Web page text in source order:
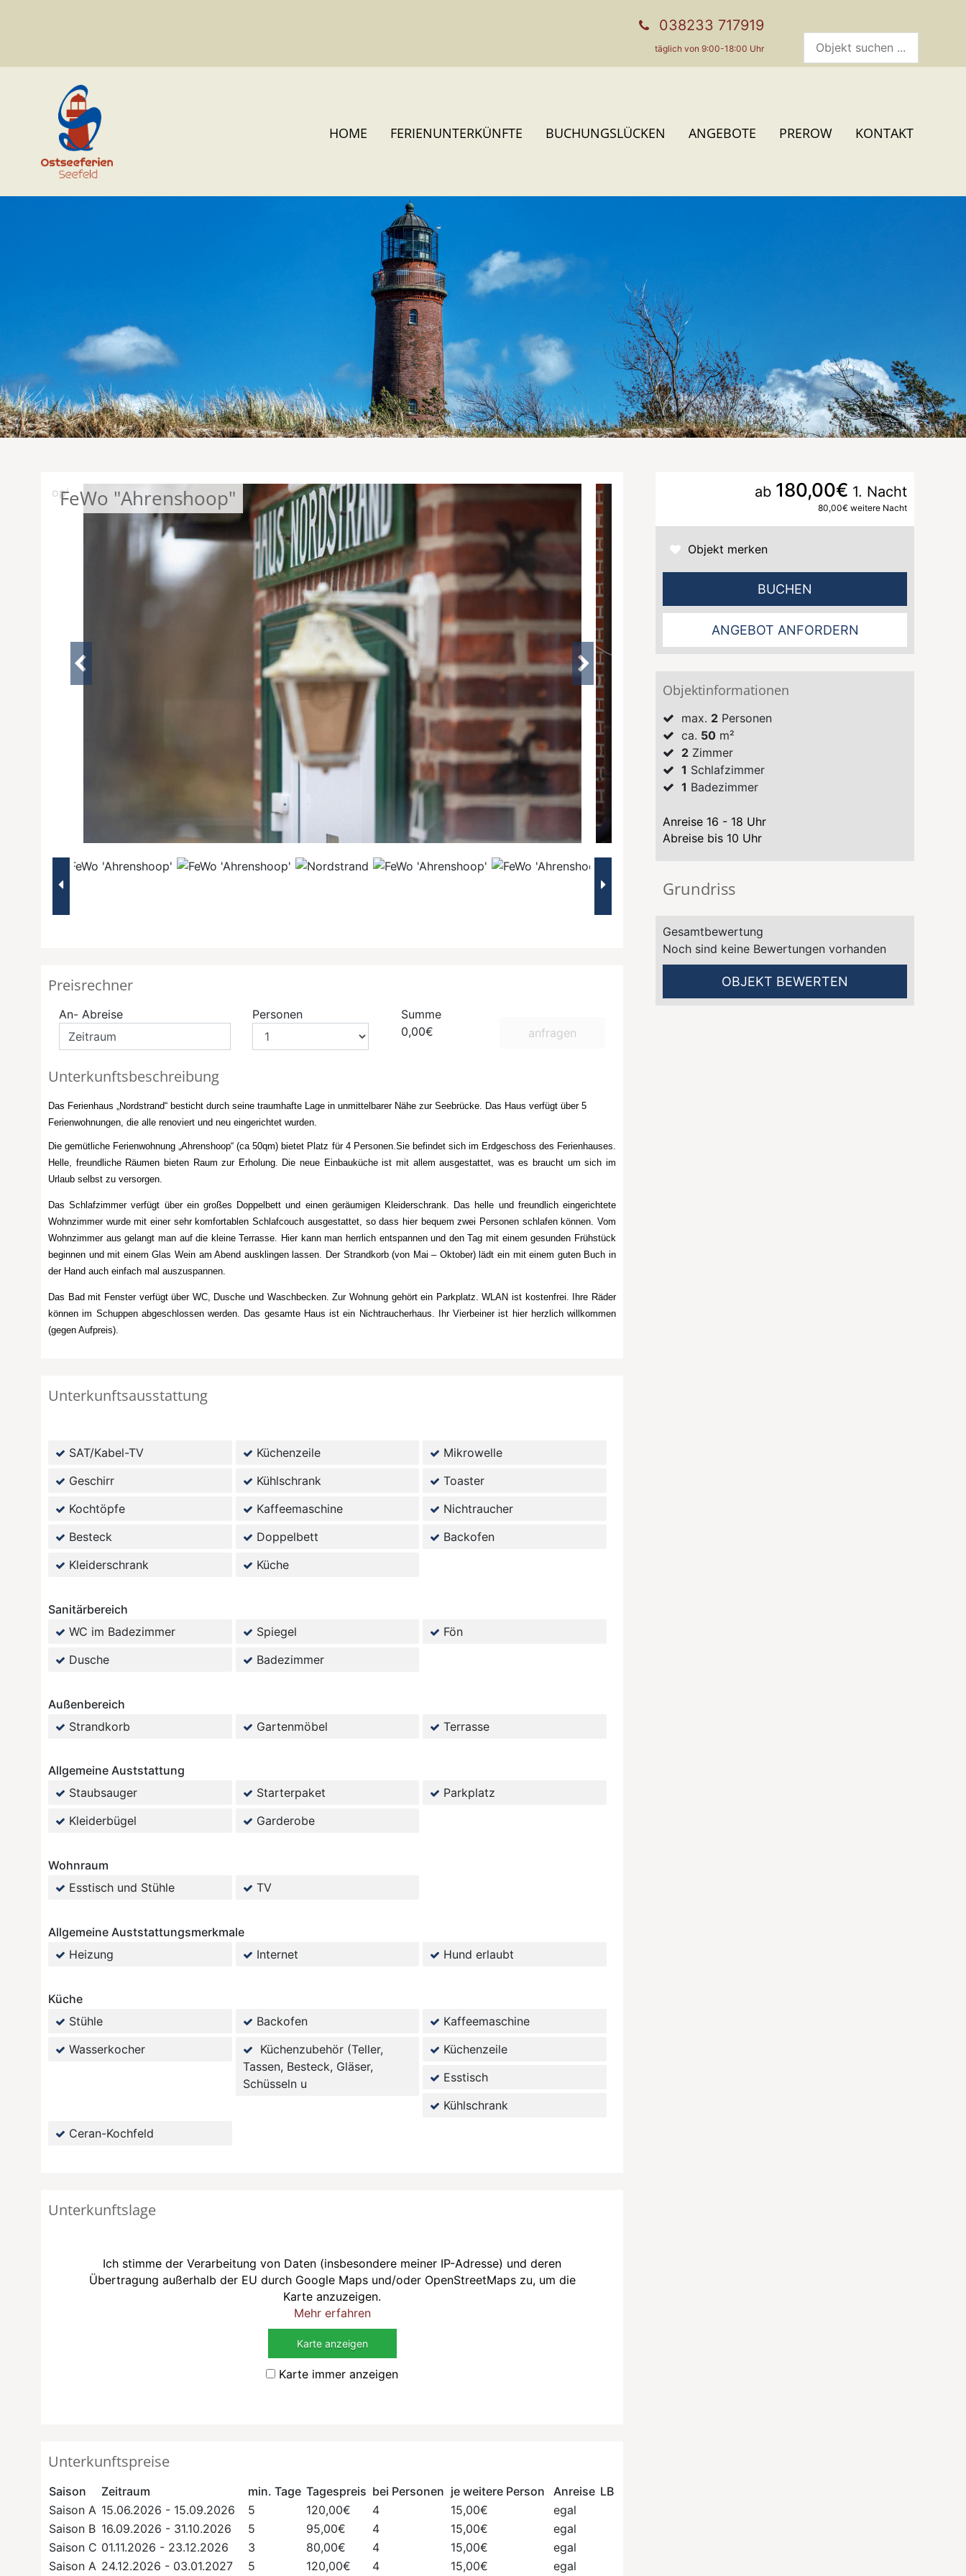
038233 717919
täglich von 9:00-18:00 Uhr
HOME FERIENUNTERKÜNFTE BUCHUNGSLÜCKEN ANGEBOTE PREROW KONTAKT
FeWo "Ahrenshoop"
Preisrechner
An- Abreise Personen
Summe
0,00€
anfragen
Unterkunftsbeschreibung
Das Ferienhaus „Nordstrand“ besticht durch seine traumhafte Lage in unmittelbarer Nähe zur Seebrücke. Das Haus verfügt über 5
Ferienwohnungen, die alle renoviert und neu eingerichtet wurden.
Die gemütliche Ferienwohnung „Ahrenshoop“ (ca 50qm) bietet Platz für 4 Personen.Sie befindet sich im Erdgeschoss des Ferienhauses.
Helle, freundliche Räumen bieten Raum zur Erholung. Die neue Einbauküche ist mit allem ausgestattet, was es braucht um sich im
Urlaub selbst zu versorgen.
Das Schlafzimmer verfügt über ein großes Doppelbett und einen geräumigen Kleiderschrank. Das helle und freundlich eingerichtete
Wohnzimmer wurde mit einer sehr komfortablen Schlafcouch ausgestattet, so dass hier bequem zwei Personen schlafen können. Vom
Wohnzimmer aus gelangt man auf die kleine Terrasse. Hier kann man herrlich entspannen und den Tag mit einem gesunden Frühstück
beginnen und mit einem Glas Wein am Abend ausklingen lassen. Der Strandkorb (von Mai – Oktober) lädt ein mit einem guten Buch in
der Hand auch einfach mal auszuspannen.
Das Bad mit Fenster verfügt über WC, Dusche und Waschbecken. Zur Wohnung gehört ein Parkplatz. WLAN ist kostenfrei. Ihre Räder
können im Schuppen abgeschlossen werden. Das gesamte Haus ist ein Nichtraucherhaus. Ihr Vierbeiner ist hier herzlich willkommen
(gegen Aufpreis).
Unterkunftsausstattung
SAT/Kabel-TV Küchenzeile
Mikrowelle
Geschirr
Kühlschrank
Toaster
Kochtöpfe
Kaffeemaschine
Nichtraucher
Besteck
Doppelbett
Backofen
Kleiderschrank
Küche
Sanitärbereich
WC im Badezimmer
Spiegel
Fön
Dusche
Badezimmer
Außenbereich
Strandkorb
Gartenmöbel Terrasse
Allgemeine Auststattung
Staubsauger
Starterpaket
Parkplatz
Kleiderbügel
Garderobe
Wohnraum
Esstisch und Stühle
TV
Allgemeine Auststattungsmerkmale
Heizung
Internet Hund erlaubt
Küche
Stühle
Backofen
Kaffeemaschine
Wasserkocher
Küchenzubehör (Teller,
Tassen, Besteck, Gläser,
Schüsseln u
Küchenzeile
Esstisch
Kühlschrank
Ceran-Kochfeld
Unterkunftslage
Ich stimme der Verarbeitung von Daten (insbesondere meiner IP-Adresse) und deren
Übertragung außerhalb der EU durch Google Maps und/oder OpenStreetMaps zu, um die
Karte anzuzeigen.
Mehr erfahren
Karte anzeigen
Karte immer anzeigen
Unterkunftspreise
Saison Zeitraum min. Tage Tagespreis bei Personen je weitere Person Anreise LB
Saison A 15.06.2026 - 15.09.2026 5 120,00€ 4 15,00€
egal
Saison B 16.09.2026 - 31.10.2026 5 95,00€ 4 15,00€
egal
Saison C 01.11.2026 - 23.12.2026 3 80,00€ 4 15,00€
egal
Saison A 24.12.2026 - 03.01.2027 5 120,00€ 4 15,00€ egal
ab 180,00€ 1. Nacht
80,00€ weitere Nacht
Objekt merken
BUCHEN
ANGEBOT ANFORDERN
Objektinformationen
max. 2 Personen
ca. 50 m²
2 Zimmer
1 Schlafzimmer
1 Badezimmer
Anreise 16 - 18 Uhr
Abreise bis 10 Uhr
Grundriss
Gesamtbewertung
Noch sind keine Bewertungen vorhanden
OBJEKT BEWERTEN